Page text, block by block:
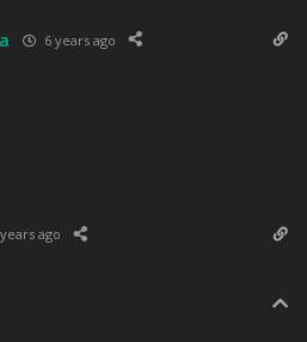
6 years ago
ago